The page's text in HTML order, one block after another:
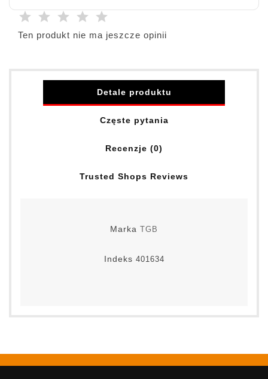
Ten produkt nie ma jeszcze opinii
Detale produktu
Częste pytania
Recenzje (0)
Trusted Shops Reviews
Marka TGB
Indeks 401634